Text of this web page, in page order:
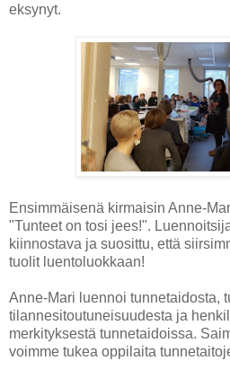
eksynyt.
Ensimmäisenä kirmaisin Anne-
"Tunteet on tosi jees!".
kiinnostava ja suosittu, että
tuolit luentoluokkaan!
Anne-Mari luennoi tunnetaidosta,
tilannesitoutuneisuudesta ja
merkityksestä tunnetaidoissa.
voimme tukea oppilaita